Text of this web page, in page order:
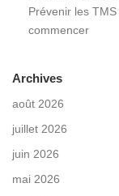
Prévenir les
commencer
Archives
août 2026
juillet 2026
juin 2026
mai 2026